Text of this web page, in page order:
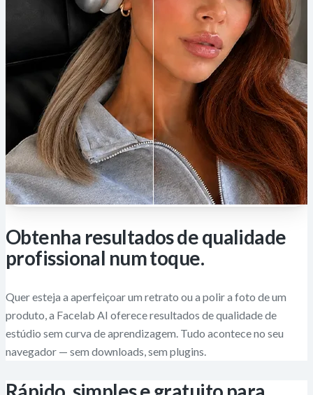
Obtenha resultados de qualidade
profissional num toque.
Quer esteja a aperfeiçoar um retrato ou a polir a foto de um
produto, a Facelab AI oferece resultados de qualidade de
estúdio sem curva de aprendizagem. Tudo acontece no seu
navegador — sem downloads, sem plugins.